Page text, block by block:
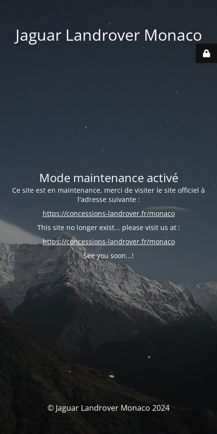
Jaguar Landrover Monaco
Mode maintenance activé
Ce site est en maintenance, merci de visiter le site officiel à
l'adresse suivante :
https://concessions-landrover.fr/monaco
This site no longer exist... please visit us at :
https://concessions-landrover.fr/monaco
See you soon...!
© Jaguar Landrover Monaco 2024